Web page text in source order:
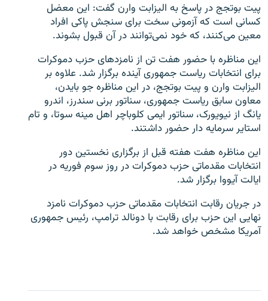
پیت بوتجج در پاسخ به الیزابت وارن گفت: این معضل
کسانی است که آزمونی سخت برای سنجش پاکی افراد
معین می‌کنند، که خود نمی‌توانند در آن قبول بشوند.
این مناظره با حضور هفت تن از نامزدهای حزب دموکرات
برای انتخابات ریاست جمهوری آینده برگزار شد. علاوه بر
الیزابت وارن و پیت بوتجج، در این مناظره جو بایدن،
معاون سابق ریاست جمهوری، سناتور برنی سندرز، اندرو
یانگ از نیویورک، سناتور ایمی کلوباچر اهل مینه سوتا، و تام
استایر سرمایه دار حضور داشتند.
این مناظره هفت هفته قبل از برگزاری نخستین دور
انتخابات مقدماتی حزب دموکرات در روز سوم فوریه در
ایالت آیووا برگزار شد.
در جریان رقابت انتخابات مقدماتی حزب دموکرات نامزد
نهایی این حزب برای رقابت با دونالد ترامپ، رئیس جمهوری
آمریکا مشخص خواهد شد.